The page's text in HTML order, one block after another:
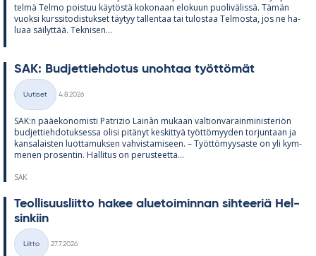
telmä Telmo pois­tuu käy­töstä ko­ko­naan elo­kuun puo­li­vä­lissä. Tä­män
vuoksi kurs­si­to­dis­tuk­set täy­tyy tal­len­taa tai tu­los­taa Tel­mosta, jos ne ha­
luaa säi­lyt­tää. Tek­ni­sen...
SAK: Bud­jet­tieh­do­tus unoh­taa työt­tö­mät
Kategoriat
Uutiset
4.8.2026
SAK:n pää­e­ko­no­misti Pat­rizio Lainàn mu­kaan val­tion­va­rain­mi­nis­te­riön
bud­jet­tieh­do­tuk­sessa olisi pi­tä­nyt kes­kit­tyä työt­tö­myy­den tor­jun­taan ja
kan­sa­lais­ten luot­ta­muk­sen vah­vis­ta­mi­seen. – Työt­tö­myy­saste on yli kym­
me­nen pro­sen­tin. Hal­li­tus on pe­rus­teetta...
SAK
Teol­li­suus­liitto ha­kee alue­toi­min­nan sih­tee­riä Hel­
sin­kiin
Kategoriat
Liitto
27.7.2026